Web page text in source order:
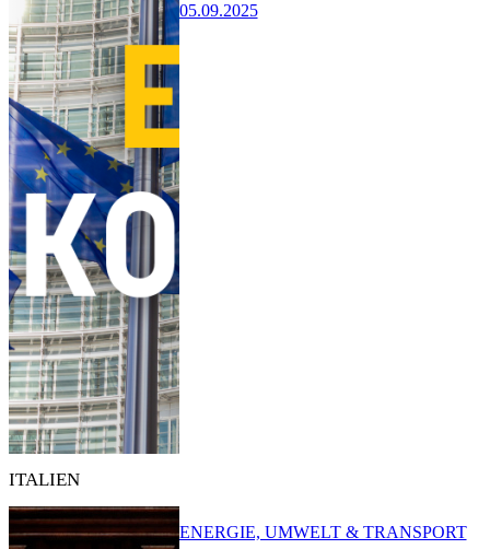
05.09.2025
ITALIEN
ENERGIE, UMWELT & TRANSPORT